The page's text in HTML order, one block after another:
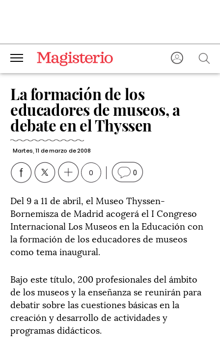
La formación de los
educadores de museos, a
debate en el Thyssen
Martes, 11 de marzo de 2008
0 0
Del 9 a 11 de abril, el Museo Thyssen-
Bornemisza de Madrid acogerá el I Congreso
Internacional Los Museos en la Educación con
la formación de los educadores de museos
como tema inaugural.
Bajo este título, 200 profesionales del ámbito
de los museos y la enseñanza se reunirán para
debatir sobre las cuestiones básicas en la
creación y desarrollo de actividades y
programas didácticos.